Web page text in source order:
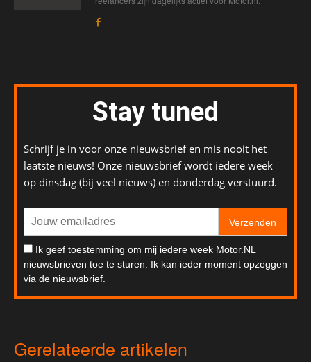
Stay tuned
Schrijf je in voor onze nieuwsbrief en mis nooit het
laatste nieuws! Onze nieuwsbrief wordt iedere week
op dinsdag (bij veel nieuws) en donderdag verstuurd.
Verzenden
Ik geef toestemming om mij iedere week Motor.NL
nieuwsbrieven toe te sturen. Ik kan ieder moment opzeggen
via de nieuwsbrief.
Gerelateerde artikelen